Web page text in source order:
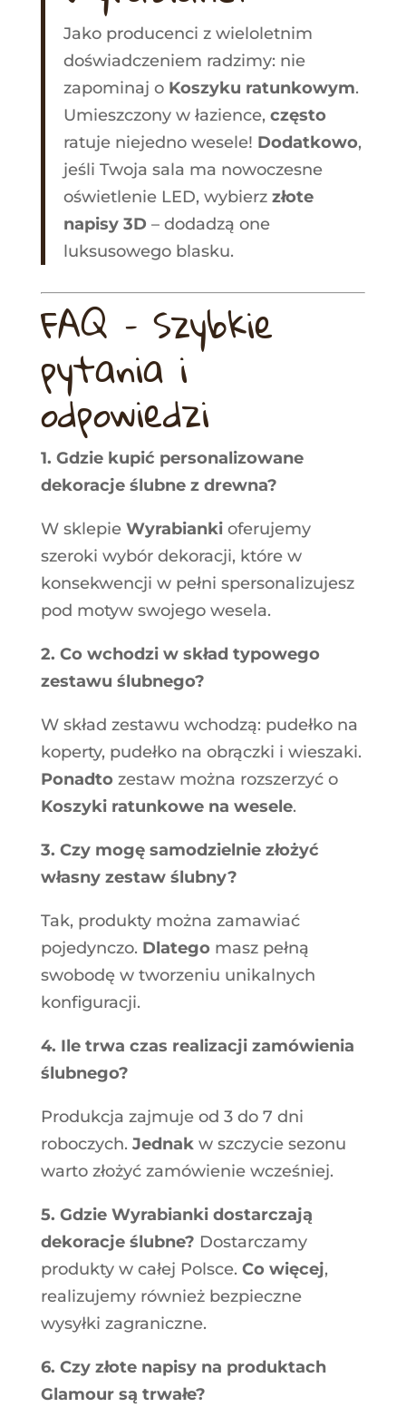
Jako producenci z wieloletnim
doświadczeniem radzimy: nie
zapominaj o Koszyku ratunkowym.
Umieszczony w łazience, często
ratuje niejedno wesele! Dodatkowo,
jeśli Twoja sala ma nowoczesne
oświetlenie LED, wybierz złote
napisy 3D – dodadzą one
luksusowego blasku.
FAQ – Szybkie
pytania i
odpowiedzi
1. Gdzie kupić personalizowane
dekoracje ślubne z drewna?
W sklepie Wyrabiankioferujemy
szeroki wybór dekoracji, które w
konsekwencji w pełni spersonalizujesz
pod motyw swojego wesela.
2. Co wchodzi w skład typowego
zestawu ślubnego?
W skład zestawu wchodzą: pudełko na
koperty, pudełko na obrączki i wieszaki.
Ponadtozestaw można rozszerzyć o
Koszyki ratunkowe na wesele.
3. Czy mogę samodzielnie złożyć
własny zestaw ślubny?
Tak, produkty można zamawiać
pojedynczo. Dlategomasz pełną
swobodę w tworzeniu unikalnych
konfiguracji.
4. Ile trwa czas realizacji zamówienia
ślubnego?
Produkcja zajmuje od 3 do 7 dni
roboczych. Jednakw szczycie sezonu
warto złożyć zamówienie wcześniej.
5. Gdzie Wyrabianki dostarczają
dekoracje ślubne? Dostarczamy
produkty w całej Polsce. Co więcej,
realizujemy również bezpieczne
wysyłki zagraniczne.
6. Czy złote napisy na produktach
Glamour są trwałe?